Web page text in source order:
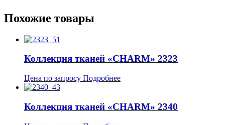
Похожие товары
Коллекция тканей «CHARM» 2323
Цена по запросу Подробнее
Коллекция тканей «CHARM» 2340